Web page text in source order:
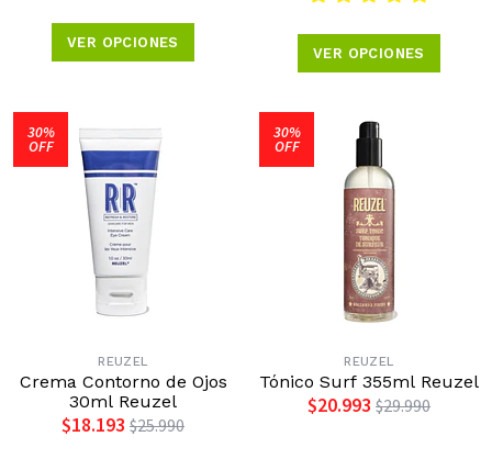
VER OPCIONES
VER OPCIONES
30%
OFF
REUZEL
Crema Contorno de Ojos
30ml Reuzel
$18.193 $25.990
30%
OFF
REUZEL
Tónico Surf 355ml Reuzel
$20.993 $29.990